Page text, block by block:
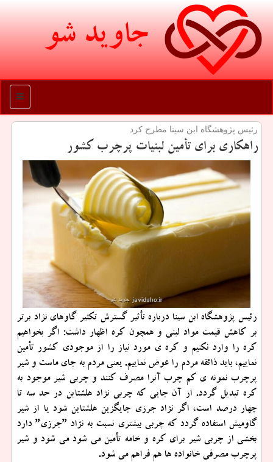
جاوید شو
منو
رئیس پژوهشگاه ابن سینا مطرح كرد
راهكاری برای تأمین لبنیات پرچرب كشور
رئیس پژوهشگاه ابن سینا درباره تأثیر گسترش تكثیر گاوهای نژاد برتر
بر كاهش قیمت مواد لبنی و همچون كره اظهار داشت: اگر بخواهیم
كره را وارد نكنیم و كره ی مورد نیاز را از موجودی كشور تأمین
نماییم، باید ذائقه مردم را عوض نماییم. یعنی مردم به جای ماست و شیر
پرچرب نمونه ی كم چرب آنرا مصرف كنند و چربی شیر موجود به
كره تبدیل گردد. از آن جایی كه چربی نژاد هلشتاین در حد سه تا
چهار درصد است، اگر نژاد جرزی جایگزین هلشتاین شود یا از شیر
گاومیش استفاده گردد كه چربی بیشتری نسبت به نژاد ˮجرزیˮ دارد
بخشی از چربی شیر برای كره و خامه تأمین می شود می شود و شیر
پرچرب مصرفی خانواده ها هم فراهم می شود.